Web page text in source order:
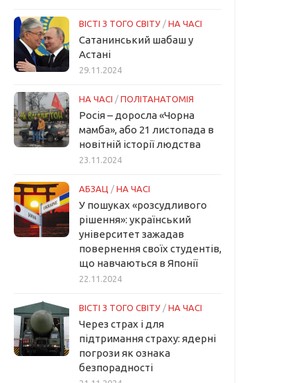
ВІСТІ З ТОГО СВІТУ / НА ЧАСІ
Сатанинський шабаш у
Астані
29.11.2024
НА ЧАСІ / ПОЛІТАНАТОМІЯ
Росія – доросла «Чорна
мамба», або 21 листопада в
новітній історії людства
23.11.2024
АБЗАЦ / НА ЧАСІ
У пошуках «розсудливого
рішення»: український
університет зажадав
повернення своїх студентів,
що навчаються в Японії
22.11.2024
ВІСТІ З ТОГО СВІТУ / НА ЧАСІ
Через страх і для
підтримання страху: ядерні
погрози як ознака
безпорадності